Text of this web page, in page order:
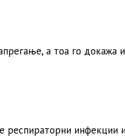
а тоа го докажа
респираторни инфекции